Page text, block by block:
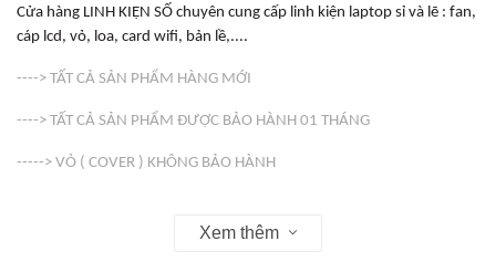
Cửa hàng LINH KIỆN SỐ chuyên cung cấp linh kiện laptop sỉ và lẽ : fan,
cáp lcd, vỏ, loa, card wifi, bản lề,....
----> TẤT CẢ SẢN PHẨM HÀNG MỚI
----> TẤT CẢ SẢN PHẨM ĐƯỢC BẢO HÀNH 01 THÁNG
-----> VỎ ( COVER ) KHÔNG BẢO HÀNH
Xem thêm